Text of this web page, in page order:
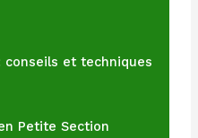
conseils et techniques
Petite Section